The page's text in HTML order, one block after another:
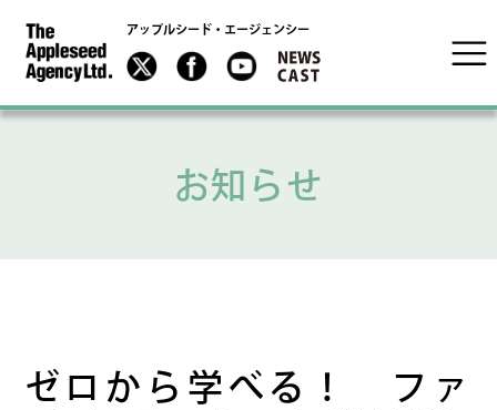
アップルシード・エージェンシー
お知らせ
ゼロから学べる！ ファ